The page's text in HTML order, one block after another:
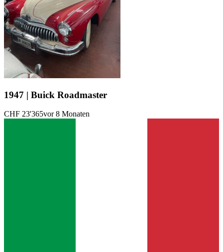
1947 | Buick Roadmaster
CHF 23'365vor 8 Monaten